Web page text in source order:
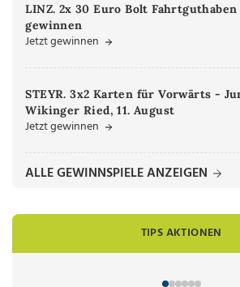
LINZ. 2x 30 Euro Bolt Fahrtguthaben
gewinnen
Jetzt gewinnen
STEYR. 3x2 Karten für Vorwärts -
Wikinger Ried, 11. August
Jetzt gewinnen
ALLE GEWINNSPIELE ANZEIGEN
TIPS AKTIONEN